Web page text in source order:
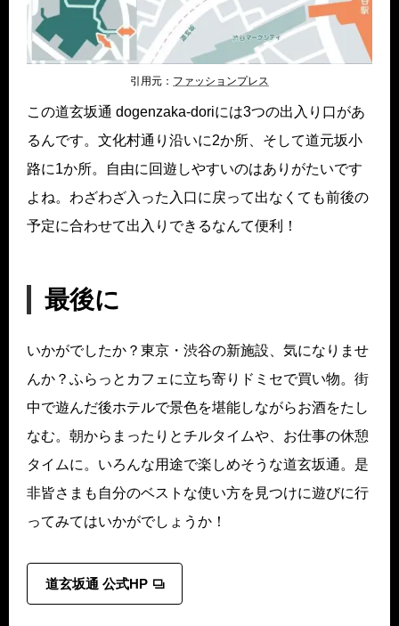
引用元： ファッションプレス
この道玄坂通 dogenzaka-doriには3つの出入り口があ
るんです。文化村通り沿いに2か所、そして道元坂小
路に1か所。自由に回遊しやすいのはありがたいです
よね。わざわざ入った入口に戻って出なくても前後の
予定に合わせて出入りできるなんて便利！
最後に
いかがでしたか？東京・渋谷の新施設、気になりませ
んか？ふらっとカフェに立ち寄りドミセで買い物。街
中で遊んだ後ホテルで景色を堪能しながらお酒をたし
なむ。朝からまったりとチルタイムや、お仕事の休憩
タイムに。いろんな用途で楽しめそうな道玄坂通。是
非皆さまも自分のベストな使い方を見つけに遊びに行
ってみてはいかがでしょうか！
道玄坂通 公式HP